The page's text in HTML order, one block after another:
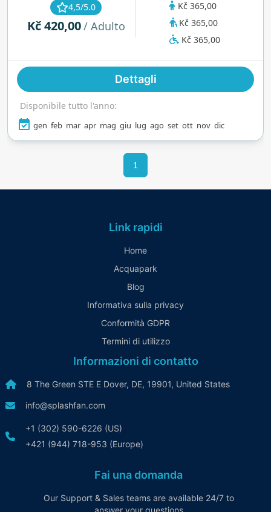
tutti i giorni, è ideale per nuotare, rilassarsi e
divertirsi in famiglia tutto l’anno.
4,5/5.0
Kč 420,00/ Adulto
Kč 365,00
Kč 365,00
Kč 365,00
Dettagli
Disponibile tutto l'anno:
gen feb mar apr mag giu lug ago set ott nov dic
1
Link rapidi
Home
Acquapark
Blog
Informativa sulla privacy
Conformità GDPR
Termini di utilizzo
Informazioni di contatto
8 The Green STE E Dover, DE, 19901, United States
info@splashfan.com
+1 (302) 590-6226 (US)
+421 (944) 718-953 (Europe)
Fai una domanda
Our Support & Sales teams are available 24/7 to
answer your questions